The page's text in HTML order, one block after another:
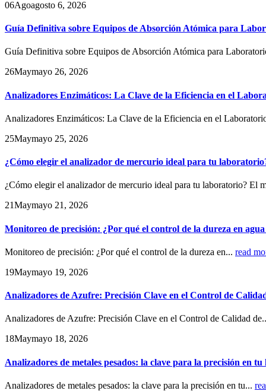
06Agoagosto 6, 2026
Guía Definitiva sobre Equipos de Absorción Atómica para
Guía Definitiva sobre Equipos de Absorción Atómica para
26Maymayo 26, 2026
Analizadores Enzimáticos: La Clave de la Eficiencia en el
Analizadores Enzimáticos: La Clave de la Eficiencia en el
25Maymayo 25, 2026
¿Cómo elegir el analizador de mercurio ideal para tu
¿Cómo elegir el analizador de mercurio ideal para tu laboratorio? El
21Maymayo 21, 2026
Monitoreo de precisión: ¿Por qué el control de la dureza en
Monitoreo de precisión: ¿Por qué el control de la dureza en... read
19Maymayo 19, 2026
Analizadores de Azufre: Precisión Clave en el Control de
Analizadores de Azufre: Precisión Clave en el Control de Calidad
18Maymayo 18, 2026
Analizadores de metales pesados: la clave para la precisión en
Analizadores de metales pesados: la clave para la precisión en tu...